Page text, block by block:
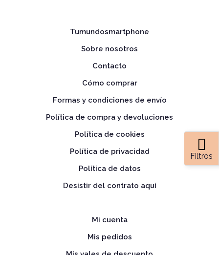
Filtros
Tumundosmartphone
Sobre nosotros
Contacto
Cómo comprar
Formas y condiciones de envío
Política de compra y devoluciones
Política de cookies
Política de privacidad
Política de datos
Desistir del contrato aquí
Mi cuenta
Mis pedidos